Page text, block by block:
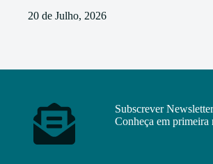
20 de Julho, 2026
Subscrever
Conheça em primeira